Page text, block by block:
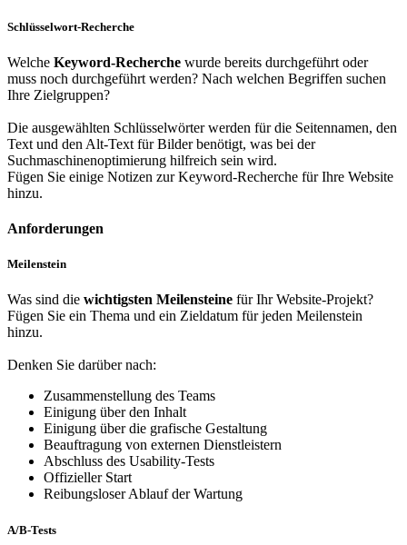
Schlüsselwort-Recherche
Welche Keyword-Recherche wurde bereits durchgeführt oder
muss noch durchgeführt werden? Nach welchen Begriffen suchen
Ihre Zielgruppen?
Die ausgewählten Schlüsselwörter werden für die Seitennamen, den
Text und den Alt-Text für Bilder benötigt, was bei der
Suchmaschinenoptimierung hilfreich sein wird.
Fügen Sie einige Notizen zur Keyword-Recherche für Ihre Website
hinzu.
Anforderungen
Meilenstein
Was sind die wichtigsten Meilensteine für Ihr Website-Projekt?
Fügen Sie ein Thema und ein Zieldatum für jeden Meilenstein
hinzu.
Denken Sie darüber nach:
Zusammenstellung des Teams
Einigung über den Inhalt
Einigung über die grafische Gestaltung
Beauftragung von externen Dienstleistern
Abschluss des Usability-Tests
Offizieller Start
Reibungsloser Ablauf der Wartung
A/B-Tests